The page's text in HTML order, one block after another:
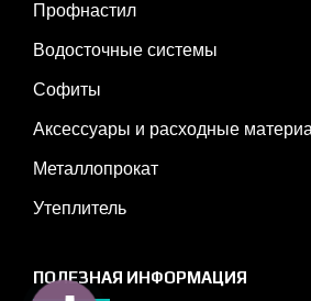
Профнастил
Водосточные системы
Софиты
Аксессуары и расходные
Металлопрокат
Утеплитель
ПОЛЕЗНАЯ ИНФОРМАЦИЯ